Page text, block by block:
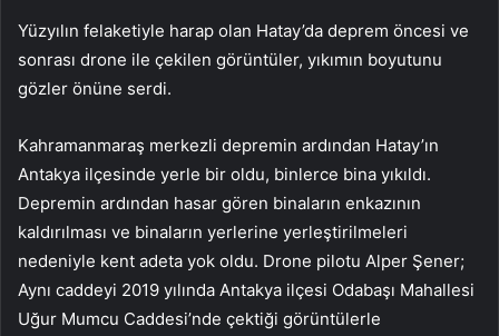
Yüzyılın felaketiyle harap olan Hatay’da deprem öncesi ve
sonrası drone ile çekilen görüntüler, yıkımın boyutunu
gözler önüne serdi.
Kahramanmaraş merkezli depremin ardından Hatay’ın
Antakya ilçesinde yerle bir oldu, binlerce bina yıkıldı.
Depremin ardından hasar gören binaların enkazının
kaldırılması ve binaların yerlerine yerleştirilmeleri
nedeniyle kent adeta yok oldu. Drone pilotu Alper Şener;
Aynı caddeyi 2019 yılında Antakya ilçesi Odabaşı Mahallesi
Uğur Mumcu Caddesi’nde çektiği görüntülerle